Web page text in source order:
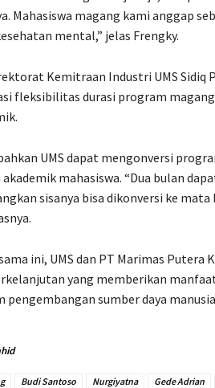
Mahasiswa magang kami anggap
mental,” jelas Frengky.
Kemitraan Industri UMS Sidiq
fleksibilitas durasi program
UMS dapat mengonversi
mahasiswa. “Dua bulan
sisanya bisa dikonversi ke
ini, UMS dan PT Marimas
yang memberikan
pengembangan sumber daya
Budi Santoso Nurgiyatna Gede Adrian